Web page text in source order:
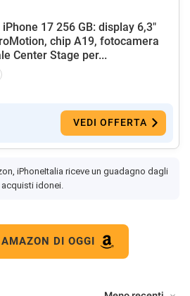
17 256 GB: display 6,3"
chip A19, fotocamera
Center Stage per...
VEDI OFFERTA
iPhoneItalia riceve un guadagno dagli
acquisti idonei.
AMAZON DI OGGI